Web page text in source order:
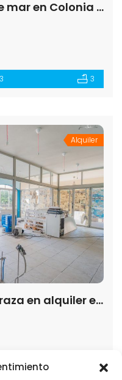
Villa en primera línea de mar en Colonia de Sant Jordi
3 3
Alquiler
Local comercial con terraza en alquiler en Colonia de Sant Jordi